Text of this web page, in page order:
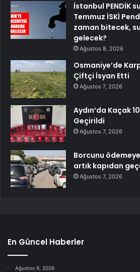
İstanbul PENDİK
Temmuz İSKİ
zaman bitecek,
gelecek?
Ağustos 8, 2026
Osmaniye’de
Çiftçi İsyan Etti
Ağustos 7, 2026
Aydın’da Kaçak
Geçirildi
Ağustos 7, 2026
Borcunu
artık kapıdan
Ağustos 7, 2026
En Güncel Haberler
Ağustos 9, 2026